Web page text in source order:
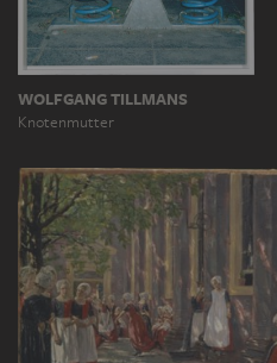
WOLFGANG TILLMANS
Knotenmutter